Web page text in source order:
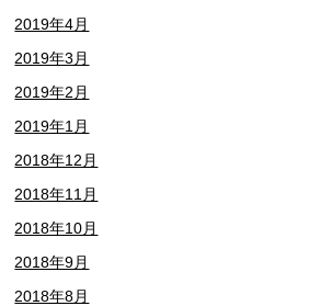
2019年4月
2019年3月
2019年2月
2019年1月
2018年12月
2018年11月
2018年10月
2018年9月
2018年8月